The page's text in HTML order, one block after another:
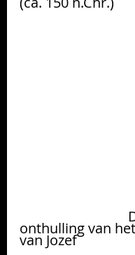
onthulling van
van Jozef